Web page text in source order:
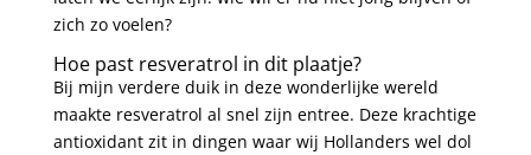
zich zo voelen?
Hoe past resveratrol in dit plaatje?
Bij mijn verdere duik in deze wonderlijke wereld
maakte resveratrol al snel zijn entree. Deze krachtige
antioxidant zit in dingen waar wij Hollanders wel dol